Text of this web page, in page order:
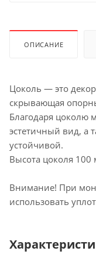
ОПИСАНИЕ
Цоколь — это
скрывающая
Благодаря цоколю
эстетичный вид, а
устойчивой.
Высота цоколя 100
Внимание! При
использовать